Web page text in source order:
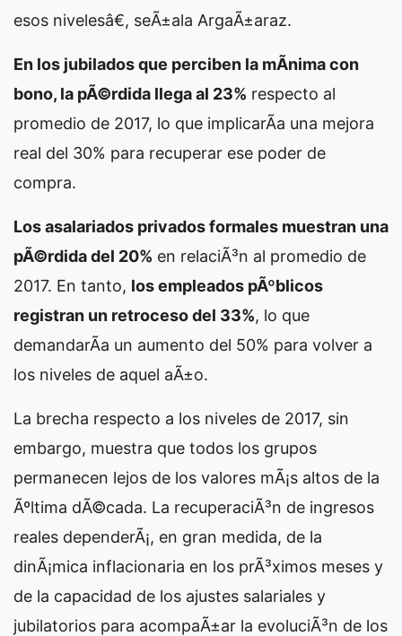
esos nivelesâ€, seÃ±ala ArgaÃ±araz.
En los jubilados que perciben la mÃ­nima con
bono, la pÃ©rdida llega al 23% respecto al
promedio de 2017, lo que implicarÃ­a una mejora
real del 30% para recuperar ese poder de
compra.
Los asalariados privados formales muestran una
pÃ©rdida del 20% en relaciÃ³n al promedio de
2017. En tanto, los empleados pÃºblicos
registran un retroceso del 33%, lo que
demandarÃ­a un aumento del 50% para volver a
los niveles de aquel aÃ±o.
La brecha respecto a los niveles de 2017, sin
embargo, muestra que todos los grupos
permanecen lejos de los valores mÃ¡s altos de la
Ãºltima dÃ©cada. La recuperaciÃ³n de ingresos
reales dependerÃ¡, en gran medida, de la
dinÃ¡mica inflacionaria en los prÃ³ximos meses y
de la capacidad de los ajustes salariales y
jubilatorios para acompaÃ±ar la evoluciÃ³n de los